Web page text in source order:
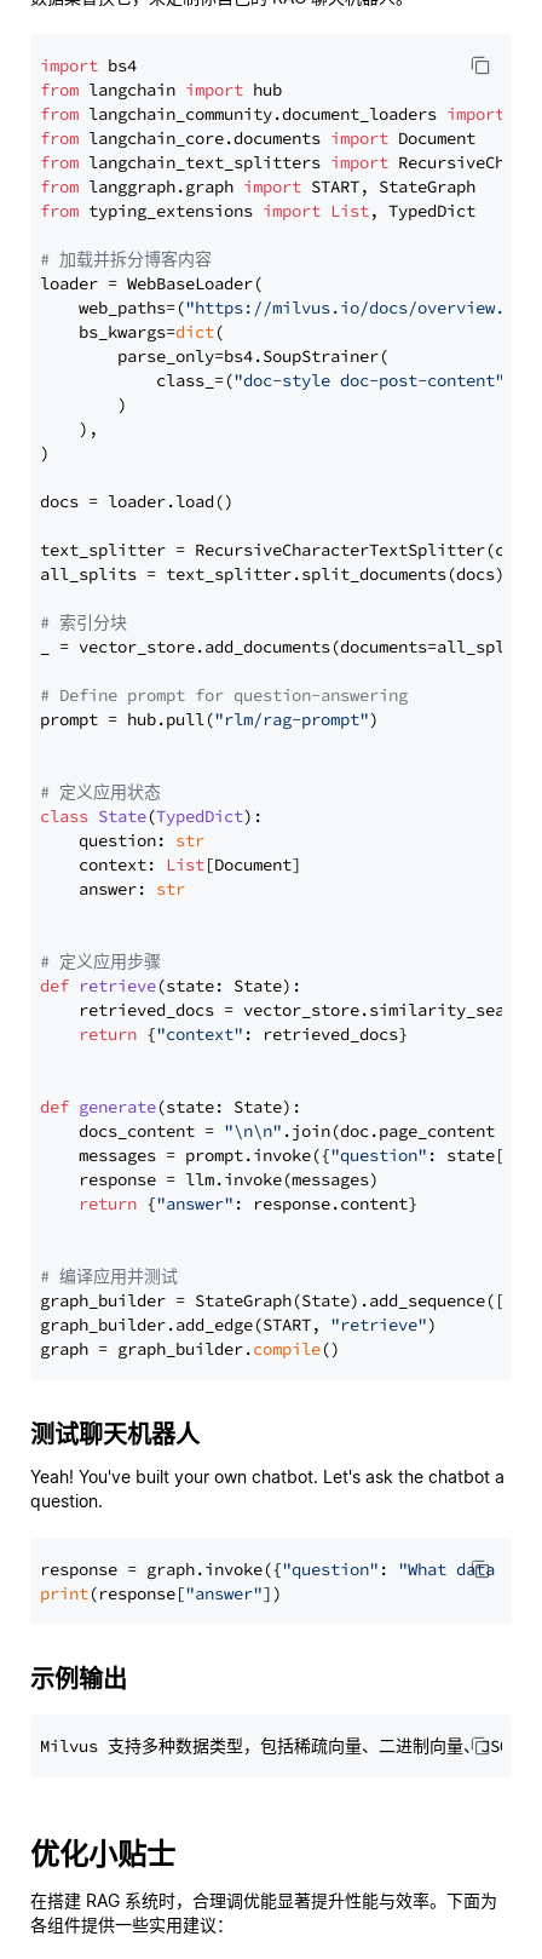
import
from langchain import
from langchain_community.document_loaders import
from langchain_core.documents import
from langchain_text_splitters import
from langgraph.graph import
from typing_extensions import List, TypedDict
# 加载并拆分博客内容
loader = WebBaseLoader(
    web_paths=(
"https://milvus.io/docs/overview.md"
    bs_kwargs=
dict(
        parse_only=bs4.SoupStrainer(
            class_=(
"doc-style doc-post-content"
        )
    ),
)
docs = loader.load()
text_splitter =
all_splits = text_splitter.split_documents(docs)
# 索引分块
_ = vector_store.add_documents(documents=all_splits)
# Define prompt for question-answering
prompt = hub.pull("rlm/rag-prompt")
# 定义应用状态
class State(TypedDict):
    question:
str
    context:
List[Document]
    answer:
str
# 定义应用步骤
def retrieve(state: State):
retrieved_docs =
return {"context" : retrieved_docs}
def generate(state: State):
    docs_content =
"\n\n" .join(doc.page_content
    messages = prompt.invoke({
"question" : state[
    response = llm.invoke(messages)
return {"answer" : response.content}
# 编译应用并测试
graph_builder =
graph_builder.add_edge(START, "retrieve")
graph = graph_builder.compile
测试聊天机器人
Yeah! You've built your own chatbot. Let's ask the chatbot a
question.
response = graph.invoke({"question" : "What data
print(response["answer"
示例输出
优化小贴士
在搭建 RAG 系统时，合理调优能显著提升性能与效率。下面为
各组件提供一些实用建议：